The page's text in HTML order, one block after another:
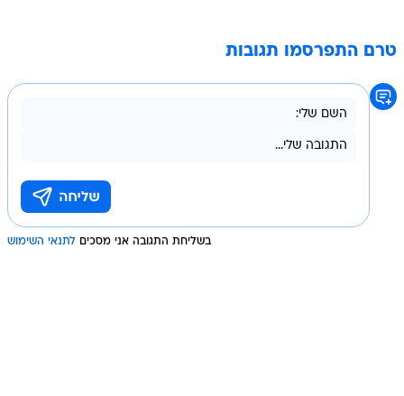
טרם התפרסמו תגובות
בשליחת התגובה אני מסכים לתנאי השימוש